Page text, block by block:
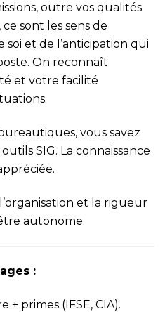
outre vos qualités
, ce sont les sens de
soi et de l’anticipation qui
On reconnaît
et votre facilité
, vous savez
SIG. La connaissance
organisation et la rigueur
autonome.
:
primes (IFSE, CIA).